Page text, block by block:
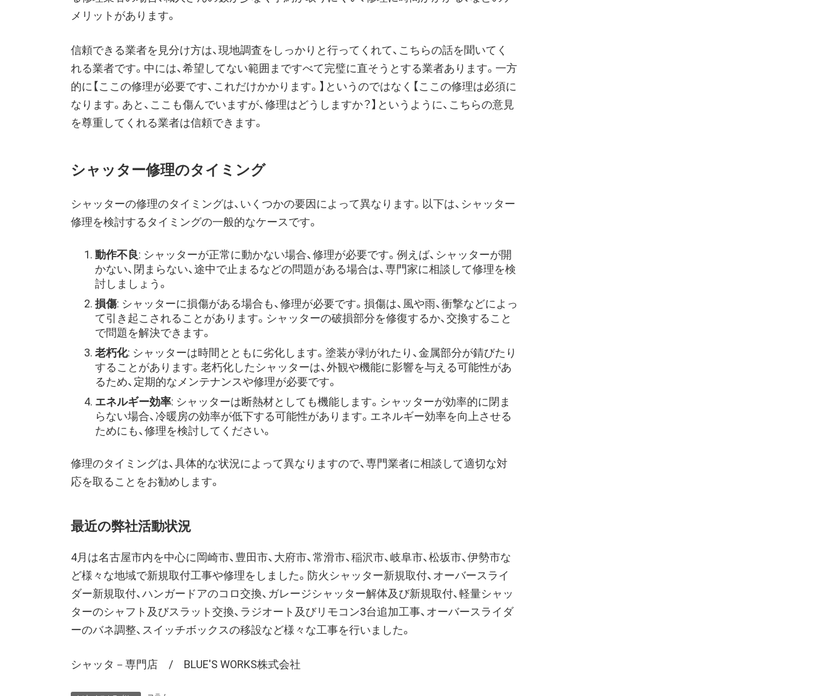
メリットがあります。
信頼できる業者を見分け方は、現地調査をしっかりと行ってくれて、こちらの話を聞いてく
れる業者です。中には、希望してない範囲まですべて完璧に直そうとする業者あります。一方
的に【ここの修理が必要です、これだけかかります。】というのではなく【ここの修理は必須に
なります。あと、ここも傷んでいますが、修理はどうしますか？】というように、こちらの意見
を尊重してくれる業者は信頼できます。
シャッター修理のタイミング
シャッターの修理のタイミングは、いくつかの要因によって異なります。以下は、シャッター
修理を検討するタイミングの一般的なケースです。
動作不良: シャッターが正常に動かない場合、修理が必要です。例えば、シャッターが開
かない、閉まらない、途中で止まるなどの問題がある場合は、専門家に相談して修理を検
討しましょう。
損傷: シャッターに損傷がある場合も、修理が必要です。損傷は、風や雨、衝撃などによっ
て引き起こされることがあります。シャッターの破損部分を修復するか、交換すること
で問題を解決できます。
老朽化: シャッターは時間とともに劣化します。塗装が剥がれたり、金属部分が錆びたり
することがあります。老朽化したシャッターは、外観や機能に影響を与える可能性があ
るため、定期的なメンテナンスや修理が必要です。
エネルギー効率: シャッターは断熱材としても機能します。シャッターが効率的に閉ま
らない場合、冷暖房の効率が低下する可能性があります。エネルギー効率を向上させる
ためにも、修理を検討してください。
修理のタイミングは、具体的な状況によって異なりますので、専門業者に相談して適切な対
応を取ることをお勧めします。
最近の弊社活動状況
4月は名古屋市内を中心に岡崎市、豊田市、大府市、常滑市、稲沢市、岐阜市、松坂市、伊勢市な
ど様々な地域で新規取付工事や修理をしました。防火シャッター新規取付、オーバースライ
ダー新規取付、ハンガードアのコロ交換、ガレージシャッター解体及び新規取付、軽量シャッ
ターのシャフト及びスラット交換、ラジオート及びリモコン3台追加工事、オーバースライダ
ーのバネ調整、スイッチボックスの移設など様々な工事を行いました。
シャッタ－専門店 / BLUE'S WORKS株式会社